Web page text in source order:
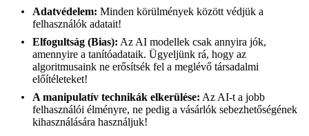
Adatvédelem: Minden körülmények között védjük a
felhasználók adatait!
Elfogultság (Bias): Az AI modellek csak annyira jók,
amennyire a tanítóadataik. Ügyeljünk rá, hogy az
algoritmusaink ne erősítsék fel a meglévő társadalmi
előítéleteket!
A manipulatív technikák elkerülése: Az AI-t a jobb
felhasználói élményre, ne pedig a vásárlók sebezhetőségének
kihasználására használjuk!